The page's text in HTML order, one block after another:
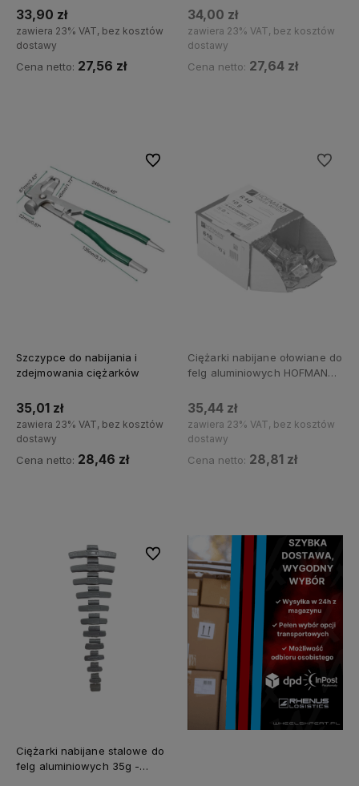
33,90 zł
zawiera 23% VAT, bez kosztów
dostawy
Cena netto: 27,56 zł
34,00 zł
zawiera 23% VAT, bez kosztów
dostawy
Cena netto: 27,64 zł
Szczypce do nabijania i
zdejmowania ciężarków
35,01 zł
zawiera 23% VAT, bez kosztów
dostawy
Cena netto: 28,46 zł
Do ulubionych
Ciężarki nabijane ołowiane do
felg aluminiowych HOFMANN
35,44 zł
zawiera 23% VAT, bez kosztów
dostawy
Cena netto: 28,81 zł
Do
Ciężarki nabijane stalowe do
felg aluminiowych 35g -
Do ulubionych